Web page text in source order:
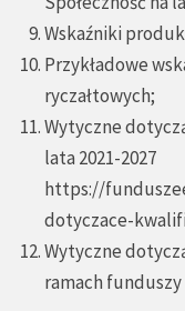
Wskaźniki
Przykładowe
ryczałtowych;
Wytyczne
lata 2021-2027
https://
dotyczace-
Wytyczne
ramach funduszy